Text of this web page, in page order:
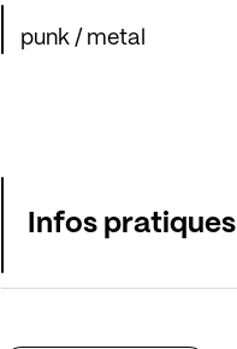
punk / metal
Infos pratiques